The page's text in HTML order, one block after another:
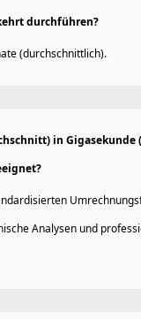
durchführen?
(durchschnittlich).
in Gigasekunde
Analysen und